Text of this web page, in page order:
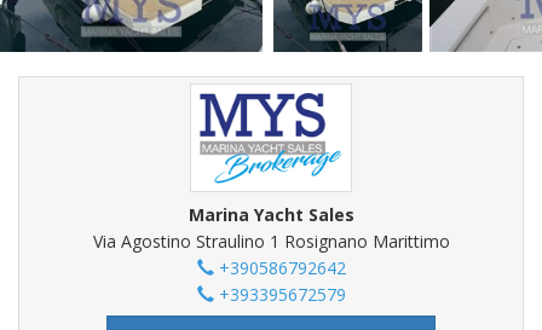
Marina Yacht Sales
Via Agostino Straulino 1 Rosignano Marittimo
+390586792642
+393395672579